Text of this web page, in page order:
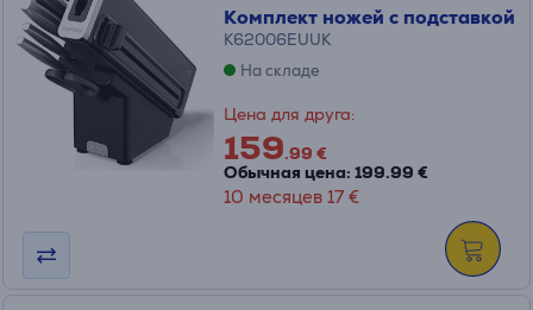
Комплект ножей c подставкой
K62006EUUK
На складе
Цена для друга:
159.99 €
Обычная цена: 199.99 €
10 месяцев 17 €